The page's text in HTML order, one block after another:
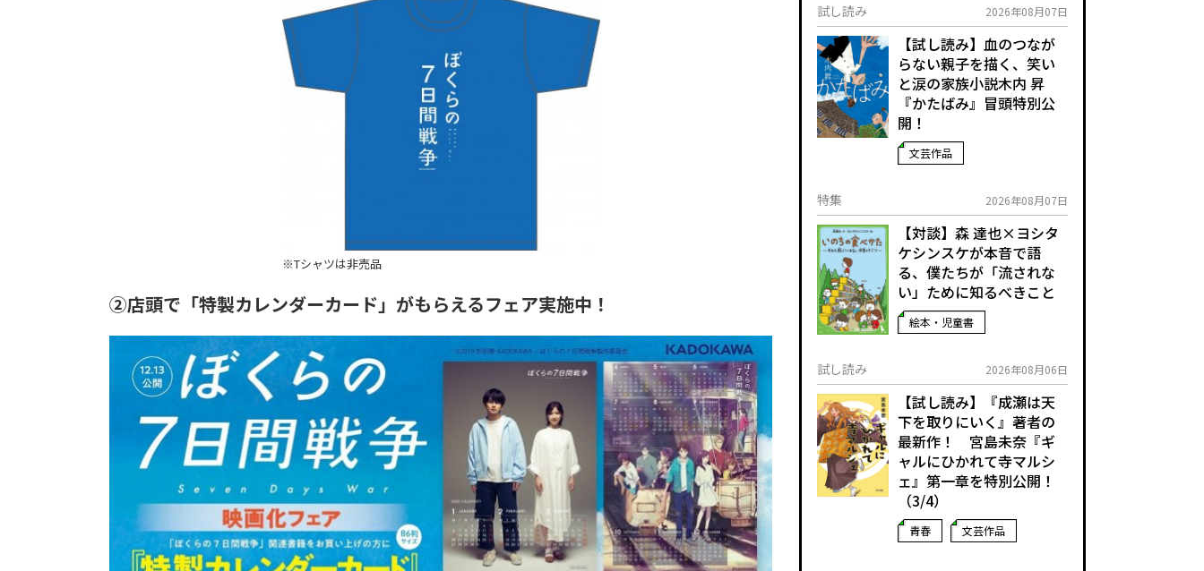
※Tシャツは非売品
②店頭で「特製カレンダーカード」がもらえるフェア実施中！
試し読み 2026年08月07日
【試し読み】血のつなが
らない親子を描く、笑い
と涙の家族小説――木内 昇
『かたばみ』冒頭特別公
開！
文芸作品
特集 2026年08月07日
【対談】森 達也×ヨシタ
ケシンスケが本音で語
る、僕たちが「流されな
い」ために知るべきこと
絵本・児童書
試し読み 2026年08月06日
【試し読み】『成瀬は天
下を取りにいく』著者の
最新作！ 宮島未奈『ギ
ャルにひかれて寺マルシ
ェ』第一章を特別公開！
（3/4）
青春 文芸作品